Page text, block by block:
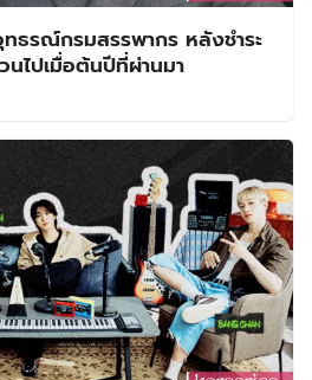
ทธรณ์กรมสรรพากร หลังชำระ
ไปเมื่อต้นปีที่ผ่านมา